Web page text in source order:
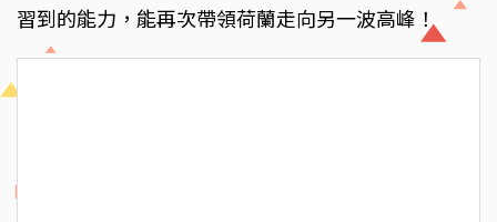
習到的能力，能再次帶領荷蘭走向另一波高峰！